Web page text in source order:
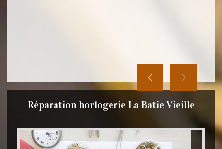
Réparation horlogerie La Batie Vieille